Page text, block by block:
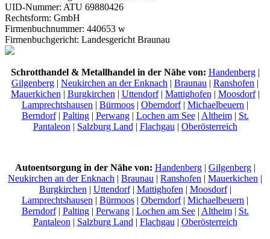
UID-Nummer: ATU 69880426
Rechtsform: GmbH
Firmenbuchnummer: 440653 w
Firmenbuchgericht: Landesgericht Braunau
Schrotthandel & Metallhandel in der Nähe von: Handenberg|
Gilgenberg | Neukirchen an der Enknach | Braunau | Ranshofen |
Mauerkichen| Burgkirchen| Uttendorf| Mattighofen| Moosdorf|
Lamprechtshausen | Bürmoos | Oberndorf| Michaelbeuern |
Berndorf| Palting| Perwang| Lochen am See| Altheim| St.
Pantaleon| Salzburg Land| Flachgau| Oberösterreich
Autoentsorgung in der Nähe von: Handenberg| Gilgenberg|
Neukirchen an der Enknach | Braunau | Ranshofen | Mauerkichen |
Burgkirchen| Uttendorf| Mattighofen| Moosdorf|
Lamprechtshausen | Bürmoos | Oberndorf| Michaelbeuern |
Berndorf| Palting| Perwang| Lochen am See| Altheim| St.
Pantaleon| Salzburg Land| Flachgau| Oberösterreich